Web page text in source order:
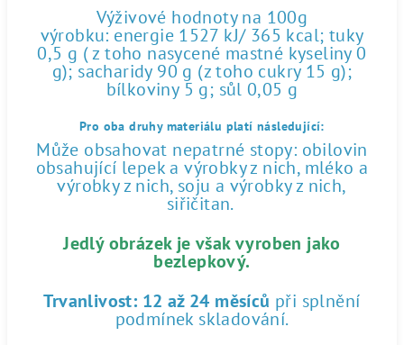
Výživové hodnoty na 100g
výrobku: energie 1527 kJ/ 365 kcal; tuky
0,5 g ( z toho nasycené mastné kyseliny 0
g); sacharidy 90 g (z toho cukry 15 g);
bílkoviny 5 g; sůl 0,05 g
Pro oba druhy materiálu platí následující:
Může obsahovat nepatrné stopy: obilovin
obsahující lepek a výrobky z nich, mléko a
výrobky z nich, soju a výrobky z nich,
siřičitan.
Jedlý obrázek je však vyroben jako
bezlepkový.
Trvanlivost: 12 až 24 měsíců při splnění
podmínek skladování.